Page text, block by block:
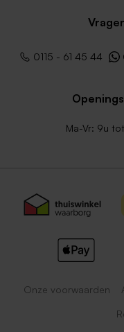
0115 - 61 45 44
Ma-Vr: 9u
Onze voorwaarden